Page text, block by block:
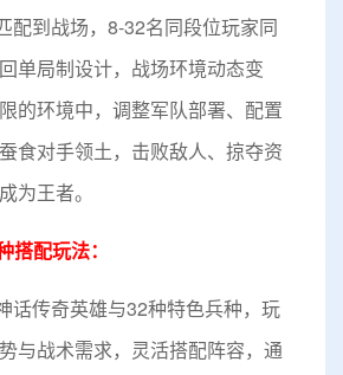
配到战场，8-32名同段位玩家同
单局制设计，战场环境动态变
的环境中，调整军队部署、配置
食对手领土，击败敌人、掠夺资
为王者。
搭配玩法：
话传奇英雄与32种特色兵种，玩
与战术需求，灵活搭配阵容，通